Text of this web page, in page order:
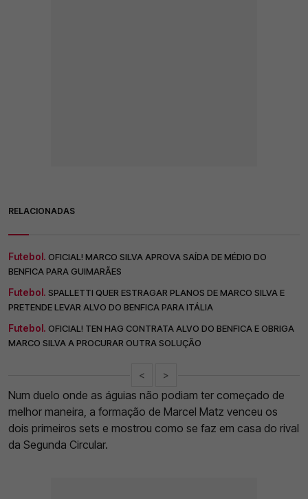
RELACIONADAS
Futebol. OFICIAL! MARCO SILVA APROVA SAÍDA DE MÉDIO DO
BENFICA PARA GUIMARÃES
Futebol. SPALLETTI QUER ESTRAGAR PLANOS DE MARCO SILVA E
PRETENDE LEVAR ALVO DO BENFICA PARA ITÁLIA
Futebol. OFICIAL! TEN HAG CONTRATA ALVO DO BENFICA E OBRIGA
MARCO SILVA A PROCURAR OUTRA SOLUÇÃO
< >
Num duelo onde as águias não podiam ter começado de
melhor maneira, a formação de Marcel Matz venceu os
dois primeiros sets e mostrou como se faz em casa do rival
da Segunda Circular.